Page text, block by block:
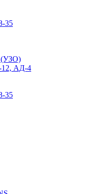
35
(УЗО)
12, АД-4
35